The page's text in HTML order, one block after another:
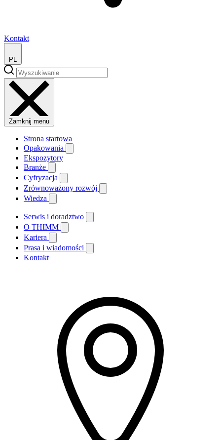
Kontakt
PL
Zamknij menu
Strona startowa
Opakowania
Ekspozytory
Branże
Cyfryzacja
Zrównoważony rozwój
Wiedza
Serwis i doradztwo
O THIMM
Kariera
Prasa i wiadomości
Kontakt